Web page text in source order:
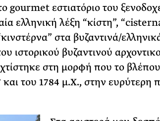
gourmet εστιατόριο του
ελληνική λέξη “κίστη”,
στα βυζαντινά/
ιστορικού βυζαντινού
στη μορφή που το
του 1784 μ.Χ., στην ευρύτερη